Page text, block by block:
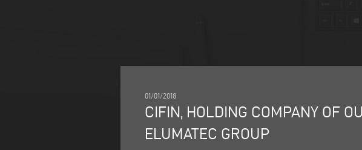
01/01/2018
CIFIN, HOLDING COMPANY OF
ELUMATEC GROUP